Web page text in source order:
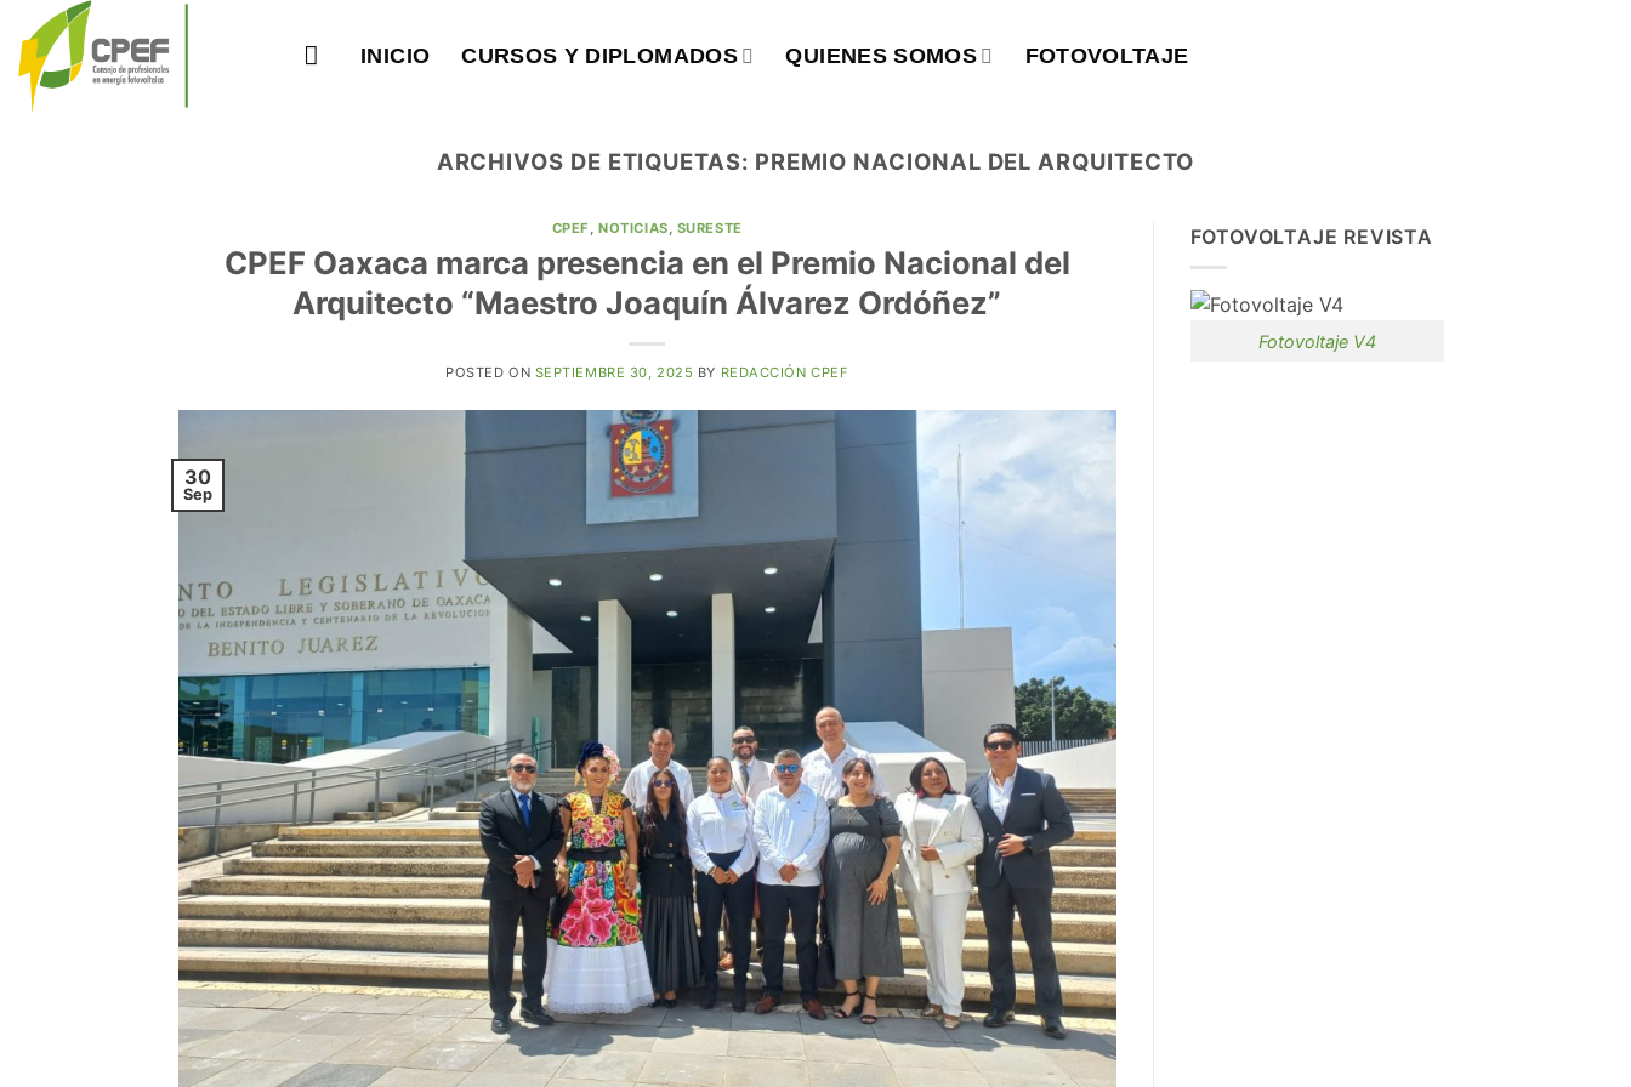
Saltar
contenido
INICIO CURSOS Y DIPLOMADOS QUIENES SOMOS FOTOVOLTAJE
ARCHIVOS DE ETIQUETAS: PREMIO NACIONAL DEL ARQUITECTO
CPEF ,NOTICIAS, SURESTE
CPEF Oaxaca marca presencia en el Premio Nacional del
Arquitecto “Maestro Joaquín Álvarez Ordóñez”
POSTED ON SEPTIEMBRE 30, 2025 BY REDACCIÓN CPEF
30
Sep
FOTOVOLTAJE REVISTA
Fotovoltaje V4